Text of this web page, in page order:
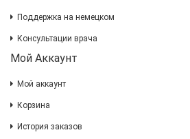
Поддержка на немецком
Консультации врача
Мой Аккаунт
Мой аккаунт
Корзина
История заказов